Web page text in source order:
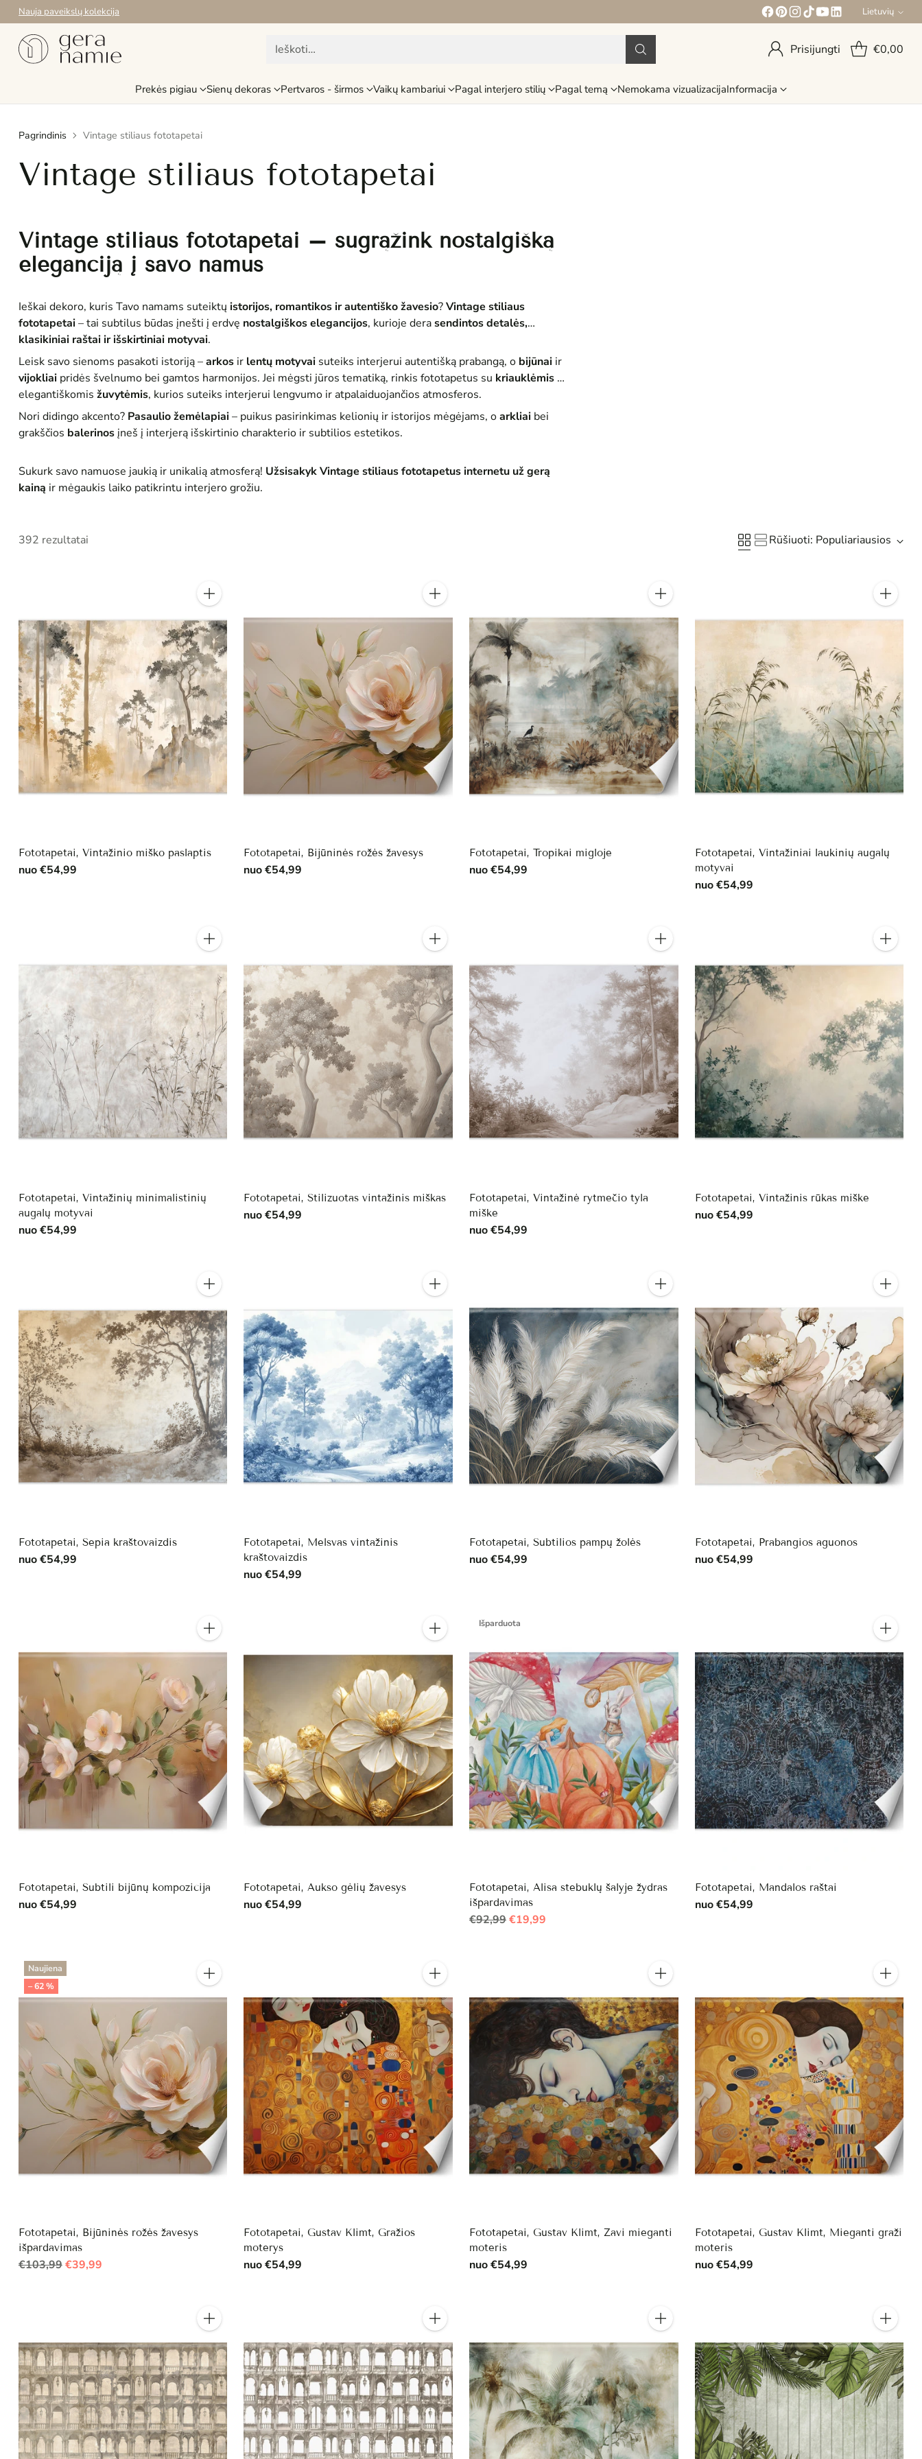
Ieškoti… Prisijungti €0,00
Prekės pigiau Sienų dekoras Pertvaros - širmos Vaikų kambariui Pagal interjero stilių Pagal temą Nemokama vizualizacijaInformacija
Nemokamas pristatymas Lietuvoje nuo 79.99 Eur
Kalba
Lietuvių
Pagrindinis Vintage stiliaus fototapetai
Vintage stiliaus fototapetai
Vintage stiliaus fototapetai – sugrąžink nostalgišką
eleganciją į savo namus
Ieškai dekoro, kuris Tavo namams suteiktų istorijos, romantikos ir autentiško žavesio?Vintage stiliaus
fototapetai– tai subtilus būdas įnešti į erdvę nostalgiškos elegancijos, kurioje derasendintos detalės,
klasikiniai raštai ir išskirtiniai motyvai.
Leisk savo sienoms pasakoti istoriją –arkosir lentų motyvaisuteiks interjerui autentišką prabangą, o bijūnaiir
vijokliaipridės švelnumo bei gamtos harmonijos. Jei mėgsti jūros tematiką, rinkis fototapetus su kriauklėmisar
elegantiškomis žuvytėmis, kurios suteiks interjerui lengvumo ir atpalaiduojančios atmosferos.
Nori didingo akcento? Pasaulio žemėlapiai– puikus pasirinkimas kelionių ir istorijos mėgėjams, oarkliaibei
grakščios balerinosįneš į interjerą išskirtinio charakterio ir subtilios estetikos.
Sukurk savo namuose jaukią ir unikalią atmosferą! Užsisakyk Vintage stiliaus fototapetus internetu už gerą
kainą ir mėgaukis laiko patikrintu interjero grožiu.
392 rezultatai Rūšiuoti: Populiariausios
Kiekis
Fototapetai, Vintažinio miško paslaptis
nuo €54,99
Kiekis
Fototapetai, Bijūninės rožės žavesys
nuo €54,99
Kiekis
Fototapetai, Tropikai migloje
nuo €54,99
Kiekis
Fototapetai, Vintažiniai laukinių augalų
motyvai
nuo €54,99
Kiekis
Fototapetai, Vintažinių minimalistinių
augalų motyvai
nuo €54,99
Kiekis
Fototapetai, Stilizuotas vintažinis miškas
nuo €54,99
Kiekis
Fototapetai, Vintažinė rytmečio tyla
miške
nuo €54,99
Kiekis
Fototapetai, Vintažinis rūkas miške
nuo €54,99
Kiekis
Fototapetai, Sepia kraštovaizdis
nuo €54,99
Kiekis
Fototapetai, Melsvas vintažinis
kraštovaizdis
nuo €54,99
Kiekis
Fototapetai, Subtilios pampų žolės
nuo €54,99
Kiekis
Fototapetai, Prabangios aguonos
nuo €54,99
Kiekis
Fototapetai, Subtili bijūnų kompozicija
nuo €54,99
Kiekis
Fototapetai, Aukso gėlių žavesys
nuo €54,99
Išparduota
Fototapetai, Alisa stebuklų šalyje žydras
išpardavimas
Reguliari
€92,99€19,99
Kiekis
Fototapetai, Mandalos raštai
nuo €54,99
Naujiena
– 62 %
Kiekis
Fototapetai, Bijūninės rožės žavesys
išpardavimas
Reguliari
€103,99€39,99
Kiekis
Fototapetai, Gustav Klimt, Gražios
moterys
nuo €54,99
Kiekis
Fototapetai, Gustav Klimt, Žavi mieganti
moteris
nuo €54,99
Kiekis
Fototapetai, Gustav Klimt, Mieganti graži
moteris
nuo €54,99
Kiekis Kiekis Kiekis Kiekis